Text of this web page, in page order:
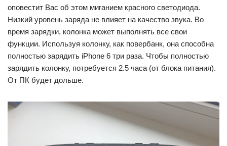
оповестит Вас об этом миганием красного светодиода.
Низкий уровень заряда не влияет на качество звука. Во
время зарядки, колонка может выполнять все свои
функции. Используя колонку, как повербанк, она способна
полностью зарядить iPhone 6 три раза. Чтобы полностью
зарядить колонку, потребуется 2.5 часа (от блока питания).
От ПК будет дольше.